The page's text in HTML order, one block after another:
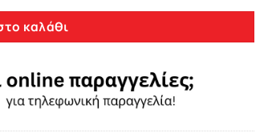
καλάθι